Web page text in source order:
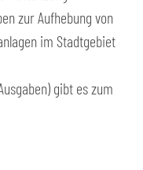
zur Aufhebung von
im Stadtgebiet
gibt es zum